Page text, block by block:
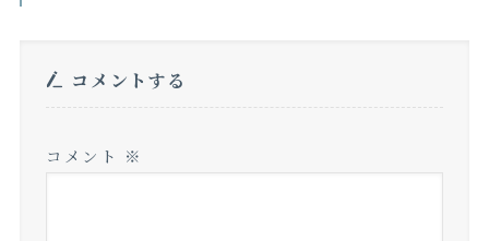
コメントする
コメント ※